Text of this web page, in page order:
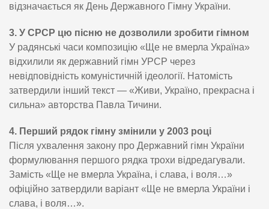
відзначається як День Державного Гімну України.
3. У СРСР цю пісню не дозволили зробити гімном
У радянські часи композицію «Ще не вмерла Україна»
відхилили як державний гімн УРСР через
невідповідність комуністичній ідеології. Натомість
затвердили інший текст — «Живи, Україно, прекрасна і
сильна» авторства Павла Тичини.
4. Перший рядок гімну змінили у 2003 році
Після ухвалення закону про Державний гімн України
формулювання першого рядка трохи відредагували.
Замість «Ще не вмерла Україна, і слава, і воля…»
офіційно затвердили варіант «Ще не вмерла України і
слава, і воля…».